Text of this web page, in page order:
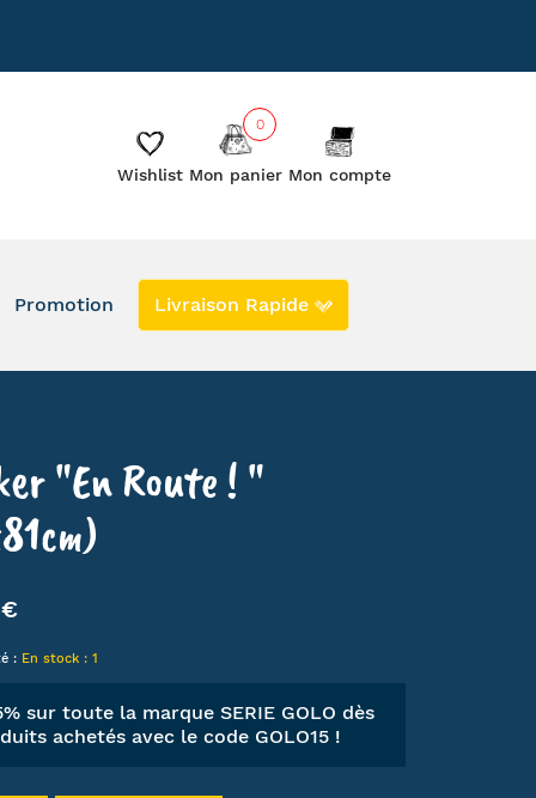
Wishlist Mon panier
0
Mon compte
Promotion Livraison Rapide
"En Route ! "
: En stock : 1
sur toute la marque SERIE GOLO dès
achetés avec le code GOLO15!